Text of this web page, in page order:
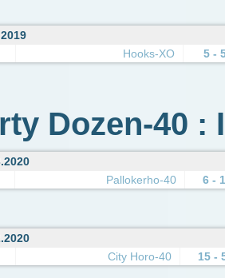
Hooks-XO 5 -
Dozen-40 :
Pallokerho-40 6 -
City Horo-40 15 -